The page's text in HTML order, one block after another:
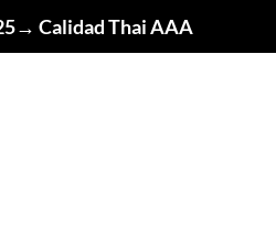
Calidad Thai AAA